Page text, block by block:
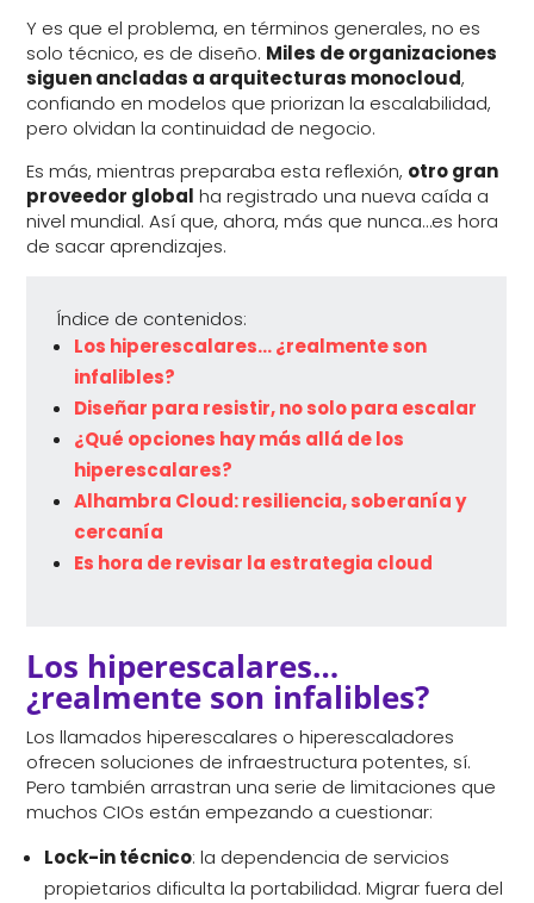
Y es que el problema, en términos generales, no es
solo técnico, es de diseño. Miles de organizaciones
siguen ancladas a arquitecturas monocloud,
confiando en modelos que priorizan la escalabilidad,
pero olvidan la continuidad de negocio.
Es más, mientras preparaba esta reflexión, otro gran
proveedor global ha registrado una nueva caída a
nivel mundial. Así que, ahora, más que nunca…es hora
de sacar aprendizajes.
Índice de contenidos:
Los hiperescalares… ¿realmente son
infalibles?
Diseñar para resistir, no solo para escalar
¿Qué opciones hay más allá de los
hiperescalares?
Alhambra Cloud: resiliencia, soberanía y
cercanía
Es hora de revisar la estrategia cloud
Los hiperescalares…
¿realmente son infalibles?
Los llamados hiperescalares o hiperescaladores
ofrecen soluciones de infraestructura potentes, sí.
Pero también arrastran una serie de limitaciones que
muchos CIOs están empezando a cuestionar:
Lock-in técnico: la dependencia de servicios
propietarios dificulta la portabilidad. Migrar fuera del